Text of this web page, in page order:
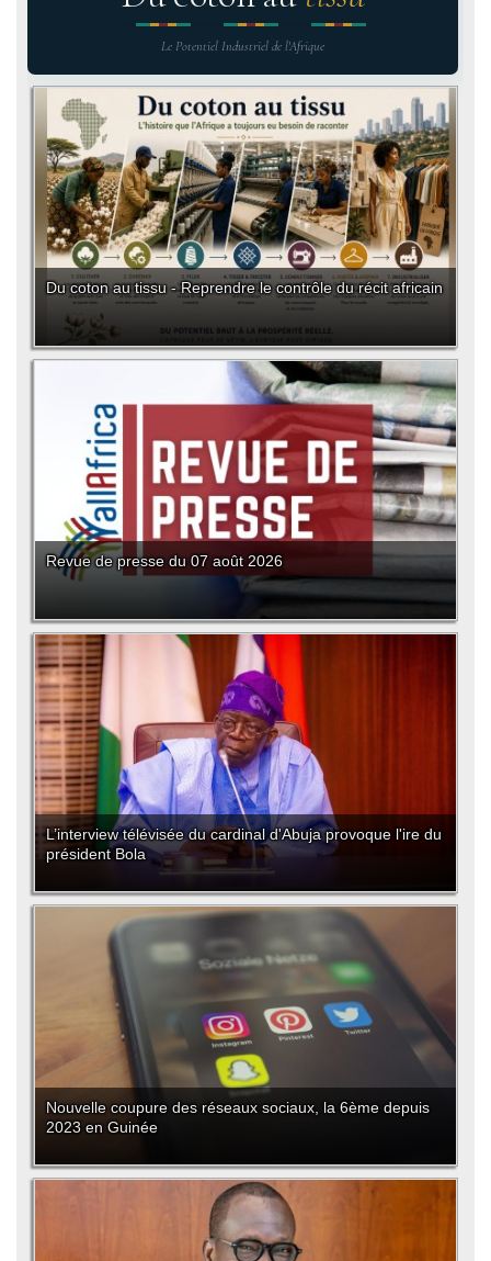
Le Potentiel Industriel de l'Afrique
Du coton au tissu - Reprendre le contrôle du récit africain
Revue de presse du 07 août 2026
L’interview télévisée du cardinal d'Abuja provoque l'ire du
président Bola
Nouvelle coupure des réseaux sociaux, la 6ème depuis
2023 en Guinée